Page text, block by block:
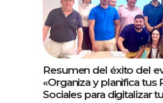
Resumen del éxito del
«Organiza y planifica tus
Sociales para digitalizar